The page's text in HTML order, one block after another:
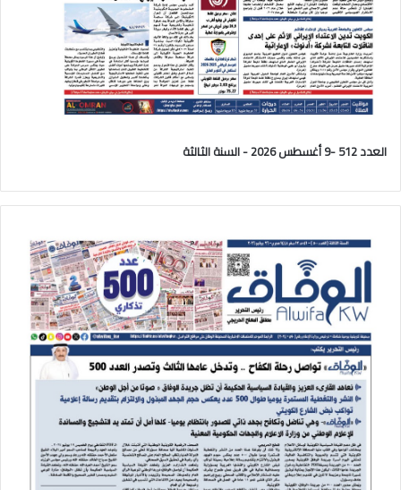
العدد 512 -9 أغسطس 2026 - السنة الثالثة